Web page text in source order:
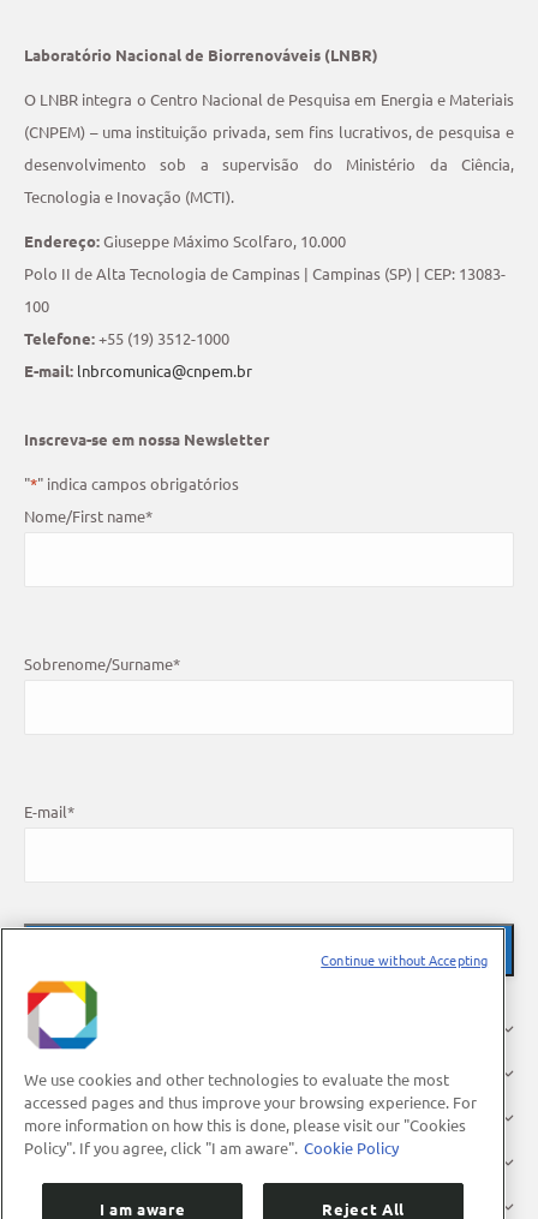
Laboratório Nacional de Biorrenováveis (LNBR)
O LNBR integra o Centro Nacional de Pesquisa em Energia e Materiais
(CNPEM) – uma instituição privada, sem fins lucrativos, de pesquisa e
desenvolvimento sob a supervisão do Ministério da Ciência,
Tecnologia e Inovação (MCTI).
Endereço:Giuseppe Máximo Scolfaro, 10.000
Polo II de Alta Tecnologia de Campinas | Campinas (SP) | CEP: 13083-
100
Telefone:+55 (19) 3512-1000
E-mail: lnbrcomunica@cnpem.br
Inscreva-se em nossa Newsletter
"*" indica campos obrigatórios
Nome/First name*
Sobrenome/Surname*
E-mail*
O LNBR
Pesquisa
Indústria
Usuários
Divulgação
We use cookies and other technologies to evaluate the most
accessed pages and thus improve your browsing experience. For
more information on how this is done, please visit our "Cookies
Policy". If you agree, click "I am aware". Cookie Policy
I am aware Reject All
Continue without Accepting